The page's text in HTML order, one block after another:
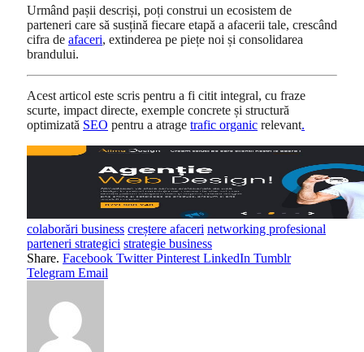
Urmând pașii descriși, poți construi un ecosistem de
parteneri care să susțină fiecare etapă a afacerii tale, crescând
cifra de afaceri, extinderea pe piețe noi și consolidarea
brandului.
Acest articol este scris pentru a fi citit integral, cu fraze
scurte, impact directe, exemple concrete și structură
optimizată SEO pentru a atrage trafic organic relevant.
colaborări business creștere afaceri networking profesional
parteneri strategici strategie business
Share. Facebook Twitter Pinterest LinkedIn Tumblr
Telegram Email